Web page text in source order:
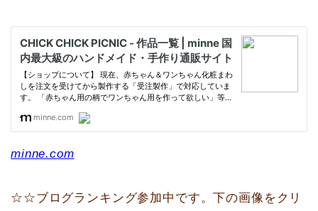
minne.com
☆☆ブログランキング参加中です。下の画像をクリ